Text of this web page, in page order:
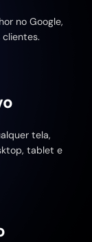
no Google,
tela,
tablet e